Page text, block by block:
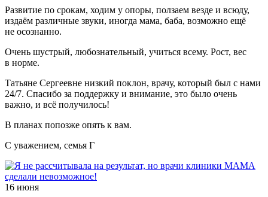
Развитие по срокам, ходим у опоры, ползаем везде и всюду,
издаём различные звуки, иногда мама, баба, возможно ещё
не осознанно.
Очень шустрый, любознательный, учиться всему. Рост, вес
в норме.
Татьяне Сергеевне низкий поклон, врачу, который был с нами
24/7. Спасибо за поддержку и внимание, это было очень
важно, и всё получилось!
В планах попозже опять к вам.
С уважением, семья Г
16 июня